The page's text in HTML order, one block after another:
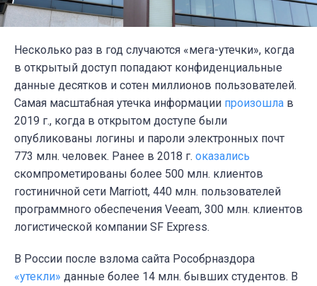
Несколько раз в год случаются «мега-утечки», когда
в открытый доступ попадают конфиденциальные
данные десятков и сотен миллионов пользователей.
Самая масштабная утечка информации произошла в
2019 г., когда в открытом доступе были
опубликованы логины и пароли электронных почт
773 млн. человек. Ранее в 2018 г. оказались
скомпрометированы более 500 млн. клиентов
гостиничной сети Marriott, 440 млн. пользователей
программного обеспечения Veeam, 300 млн. клиентов
логистической компании SF Express.
В России после взлома сайта Рособрназдора
«утекли» данные более 14 млн. бывших студентов. В